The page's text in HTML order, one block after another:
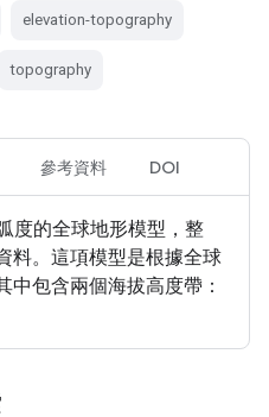
elevation-topography
topography
參考資料 DOI
度的全球地形模型，整
料。這項模型是根據全球
中包含兩個海拔高度帶：